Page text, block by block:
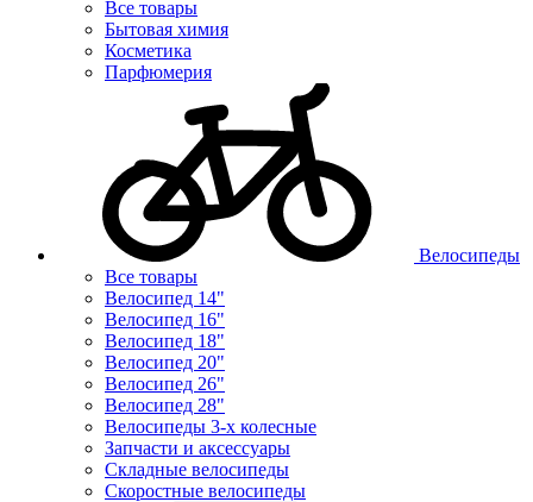
Все товары
Бытовая химия
Косметика
Парфюмерия
Велосипеды
Все товары
Велосипед 14"
Велосипед 16"
Велосипед 18"
Велосипед 20"
Велосипед 26"
Велосипед 28"
Велосипеды 3-х колесные
Запчасти и аксессуары
Складные велосипеды
Скоростные велосипеды